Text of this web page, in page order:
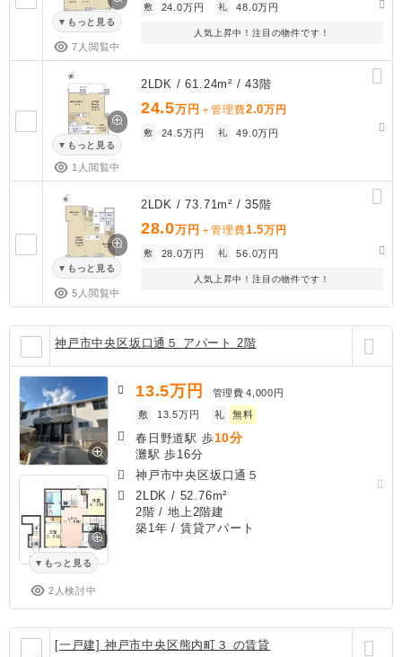
もっと見る
7人閲覧中
敷 24.0万円 礼 48.0万円
人気上昇中！注目の物件です！
もっと見る
1人閲覧中
2LDK / 61.24m² / 43階
24.5万円 ＋管理費2.0万円
敷 24.5万円 礼 49.0万円
もっと見る
5人閲覧中
2LDK / 73.71m² / 35階
28.0万円 ＋管理費1.5万円
敷 28.0万円 礼 56.0万円
人気上昇中！注目の物件です！
神戸市中央区坂口通５ アパート 2階
もっと見る
2人検討中
13.5万円 管理費 4,000円
敷
13.5万円 礼 無料
春日野道駅 歩10分
灘駅 歩16分
神戸市中央区坂口通５
2LDK / 52.76m²
2階 / 地上2階建
築1年 / 賃貸アパート
[一戸建] 神戸市中央区熊内町３ の賃貸